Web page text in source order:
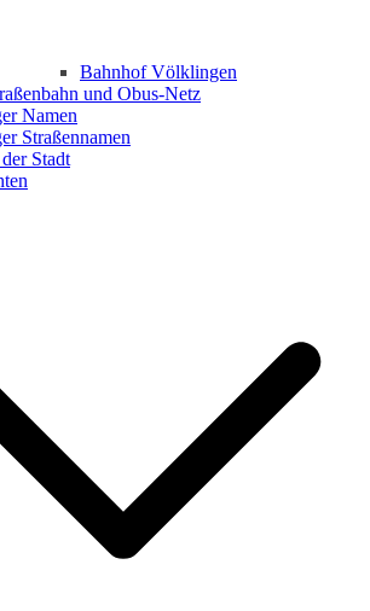
Bahnhof Völklingen
und Obus-Netz
Namen
Straßennamen
Stadt